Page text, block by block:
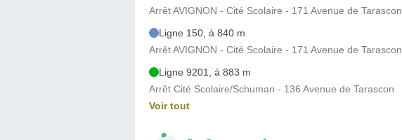
Arrêt AVIGNON - Cité Scolaire - 171 Avenue de Tarascon
Ligne 150, à 840 m
Arrêt AVIGNON - Cité Scolaire - 171 Avenue de Tarascon
Ligne 9201, à 883 m
Arrêt Cité Scolaire/Schuman - 136 Avenue de Tarascon
Voir tout